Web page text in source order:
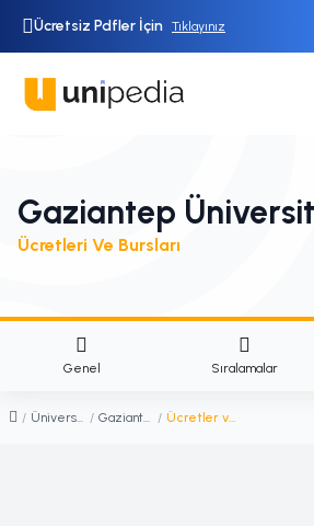
Ücretsiz Pdfler İçin Tıklayınız
Gaziantep
Ücretleri Ve Bursları
Genel Sıralamalar
/ Üniversiteler / Gaziantep Üniversitesi / Ücretler ve Burslar